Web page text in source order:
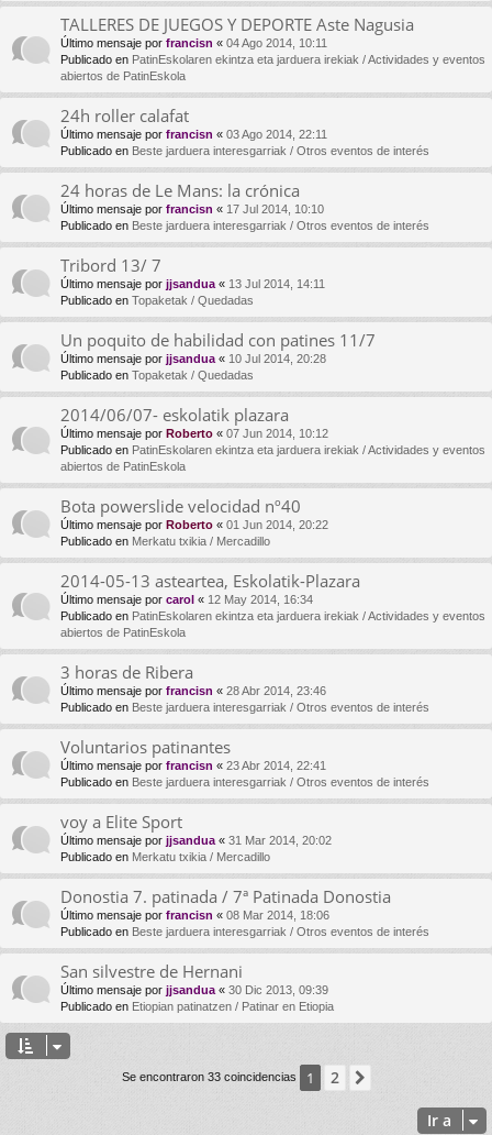
TALLERES DE JUEGOS Y DEPORTE Aste Nagusia
Último mensaje por francisn « 04 Ago 2014, 10:11
Publicado en PatinEskolaren ekintza eta jarduera irekiak / Actividades y eventos
abiertos de PatinEskola
24h roller calafat
Último mensaje por francisn « 03 Ago 2014, 22:11
Publicado en Beste jarduera interesgarriak / Otros eventos de interés
24 horas de Le Mans: la crónica
Último mensaje por francisn « 17 Jul 2014, 10:10
Publicado en Beste jarduera interesgarriak / Otros eventos de interés
Tribord 13/ 7
Último mensaje por jjsandua « 13 Jul 2014, 14:11
Publicado en Topaketak / Quedadas
Un poquito de habilidad con patines 11/7
Último mensaje por jjsandua « 10 Jul 2014, 20:28
Publicado en Topaketak / Quedadas
2014/06/07- eskolatik plazara
Último mensaje por Roberto « 07 Jun 2014, 10:12
Publicado en PatinEskolaren ekintza eta jarduera irekiak / Actividades y eventos
abiertos de PatinEskola
Bota powerslide velocidad nº40
Último mensaje por Roberto « 01 Jun 2014, 20:22
Publicado en Merkatu txikia / Mercadillo
2014-05-13 asteartea, Eskolatik-Plazara
Último mensaje por carol « 12 May 2014, 16:34
Publicado en PatinEskolaren ekintza eta jarduera irekiak / Actividades y eventos
abiertos de PatinEskola
3 horas de Ribera
Último mensaje por francisn « 28 Abr 2014, 23:46
Publicado en Beste jarduera interesgarriak / Otros eventos de interés
Voluntarios patinantes
Último mensaje por francisn « 23 Abr 2014, 22:41
Publicado en Beste jarduera interesgarriak / Otros eventos de interés
voy a Elite Sport
Último mensaje por jjsandua « 31 Mar 2014, 20:02
Publicado en Merkatu txikia / Mercadillo
Donostia 7. patinada / 7ª Patinada Donostia
Último mensaje por francisn « 08 Mar 2014, 18:06
Publicado en Beste jarduera interesgarriak / Otros eventos de interés
San silvestre de Hernani
Último mensaje por jjsandua « 30 Dic 2013, 09:39
Publicado en Etiopian patinatzen / Patinar en Etiopia
Se encontraron 33 coincidencias 1 2
Ir a